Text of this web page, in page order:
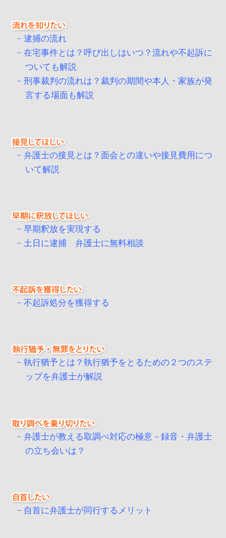
逮捕の流れ
在宅事件とは？呼び出しはいつ？流れや不起訴に
ついても解説
刑事裁判の流れは？裁判の期間や本人・家族が発
言する場面も解説
弁護士の接見とは？面会との違いや接見費用につ
いて解説
早期釈放を実現する
土日に逮捕 弁護士に無料相談
不起訴処分を獲得する
執行猶予とは？執行猶予をとるための２つのステ
ップを弁護士が解説
弁護士が教える取調べ対応の極意－録音・弁護士
の立ち会いは？
自首に弁護士が同行するメリット